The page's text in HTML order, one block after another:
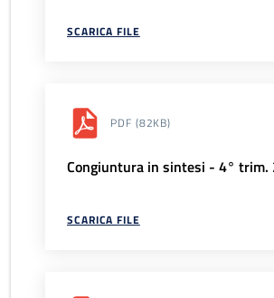
SCARICA FILE
PDF (82KB)
Congiuntura in sintesi - 4° trim.
SCARICA FILE